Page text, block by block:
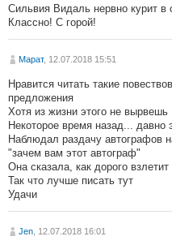
Сильвия Видаль нервно курит в
Классно! С горой!
Марат, 12.07.2018 15:51
Нравится читать такие
предложения
Хотя из жизни этого не вырвешь
Некоторое время назад... давно
Наблюдал раздачу автографов
"зачем вам этот автограф"
Она сказала, как дорого
Так что лучше писать тут
Удачи
Jen , 12.07.2018 16:01